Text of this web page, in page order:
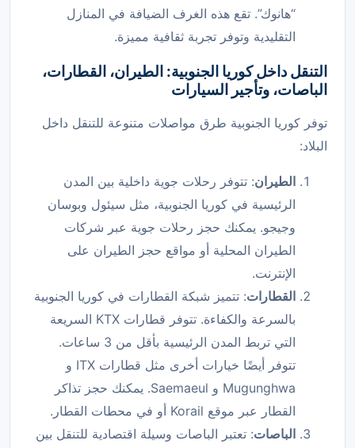
“هانوك”. تقع هذه الغرف الضيافة في المنازل
التقليدية وتوفر تجربة ثقافية مميزة.
التنقل داخل كوريا الجنوبية: الطيران، القطارات،
الباصات، وتأجير السيارات
توفر كوريا الجنوبية طرق مواصلات متنوعة للتنقل داخل
البلاد:
الطيران: تتوفر رحلات جوية داخلية بين المدن
الرئيسية في كوريا الجنوبية، مثل سيئول وبوسان
وجيجو. يمكنك حجز رحلات جوية عبر شركات
الطيران المحلية أو مواقع حجز الطيران على
الإنترنت.
القطارات: تتميز شبكة القطارات في كوريا الجنوبية
بالسرعة والكفاءة. تتوفر قطارات KTX السريعة
التي تربط المدن الرئيسية بأقل من 3 ساعات.
تتوفر أيضًا خيارات أخرى مثل قطارات ITX و
Mugunghwa و Saemaeul. يمكنك حجز تذاكر
القطار عبر موقع Korail أو في محطات القطار.
الباصات: تعتبر الباصات وسيلة اقتصادية للتنقل بين